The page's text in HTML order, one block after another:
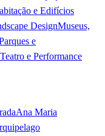
e Edifícios
DesignMuseus,
e
Teatro e Performance
Ana Maria